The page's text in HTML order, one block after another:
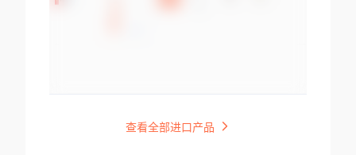
查看全部进口产品